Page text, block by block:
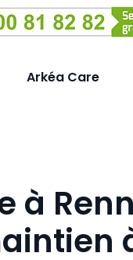
Arkéa Care
à